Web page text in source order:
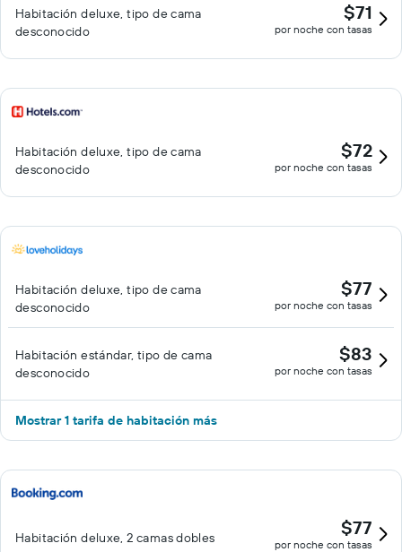
Habitación deluxe, tipo de cama
desconocido
$71
por noche con tasas
Habitación deluxe, tipo de cama
desconocido
$72
por noche con tasas
Habitación deluxe, tipo de cama
desconocido
$77
por noche con tasas
Habitación estándar, tipo de cama
desconocido
$83
por noche con tasas
Mostrar 1 tarifa de habitación más
Habitación deluxe, 2 camas dobles $77
por noche con tasas